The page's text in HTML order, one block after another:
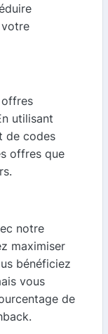
utilisant
de codes
offres que
notre
maximiser
bénéficiez
vous
de